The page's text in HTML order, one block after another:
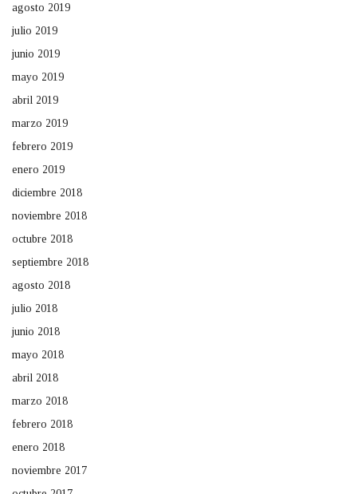
agosto 2019
julio 2019
junio 2019
mayo 2019
abril 2019
marzo 2019
febrero 2019
enero 2019
diciembre 2018
noviembre 2018
octubre 2018
septiembre 2018
agosto 2018
julio 2018
junio 2018
mayo 2018
abril 2018
marzo 2018
febrero 2018
enero 2018
noviembre 2017